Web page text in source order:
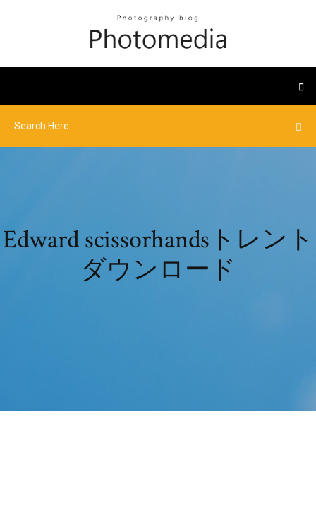
Edward scissorhandsトレント
ダウンロード